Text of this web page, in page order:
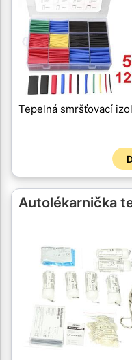
Tepelná smršťovací
Autolékarnička